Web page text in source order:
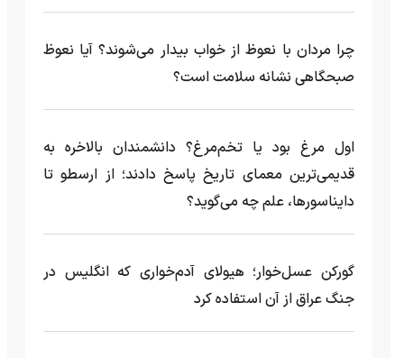
چرا مردان با نعوظ از خواب بیدار می‌شوند؟ آیا نعوظ
صبحگاهی نشانه سلامت است؟
اول مرغ بود یا تخم‌مرغ؟ دانشمندان بالاخره به
قدیمی‌ترین معمای تاریخ پاسخ دادند؛ از ارسطو تا
دایناسورها، علم چه می‌گوید؟
گورکن عسل‌خوار؛ هیولای آدم‌خواری که انگلیس در
جنگ عراق از آن استفاده کرد